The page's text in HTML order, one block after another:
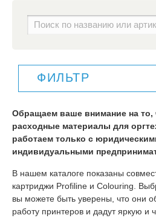
ФИЛЬТР
Обращаем ваше внимание на
расходные материалы для
работаем только с
индивидуальными
В нашем каталоге показаны
картриджи Profiline и Colouring.
вы можете быть уверены, что они
работу принтеров и дадут яркую и